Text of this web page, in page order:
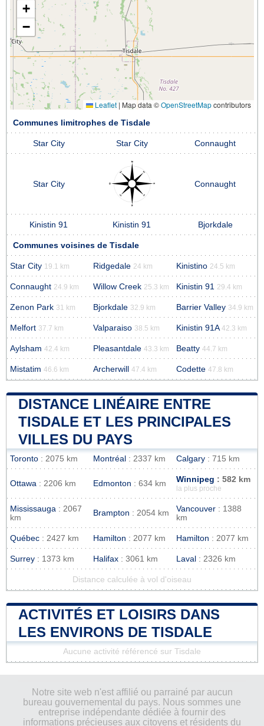
+
−
Leaflet | Map data ©OpenStreetMapcontributors
Communes limitrophes de Tisdale
Star City Star City Connaught
Star City Connaught
Kinistin 91 Kinistin 91 Bjorkdale
Communes voisines de Tisdale
Star City 19.1 km Ridgedale 24 km Kinistino 24.5 km
Connaught 24.9 km Willow Creek 25.3 km Kinistin 91 29.4 km
Zenon Park 31 km Bjorkdale 32.9 km Barrier Valley 34.9 km
Melfort 37.7 km Valparaiso 38.5 km Kinistin 91A 42.3 km
Aylsham 42.4 km Pleasantdale 43.3 km Beatty 44.7 km
Mistatim 46.6 km Archerwill 47.4 km Codette 47.8 km
DISTANCE LINÉAIRE ENTRE
TISDALE ET LES PRINCIPALES
VILLES DU PAYS
Toronto : 2075 km Montréal : 2337 km Calgary : 715 km
Ottawa : 2206 km Edmonton : 634 km Winnipeg : 582 km
la plus proche
Mississauga : 2067
km
Brampton : 2054 km Vancouver : 1388
km
Québec : 2427 km Hamilton : 2077 km Hamilton : 2077 km
Surrey : 1373 km Halifax : 3061 km Laval : 2326 km
Distance calculée à vol d'oiseau
ACTIVITÉS ET LOISIRS DANS
LES ENVIRONS DE TISDALE
Aucune activité référencé sur Tisdale
Notre site web n'est affilié ou parrainé par aucun
bureau gouvernemental du pays. Nous sommes une
entreprise indépendante dédiée à fournir des
informations précieuses aux citoyens et résidents du